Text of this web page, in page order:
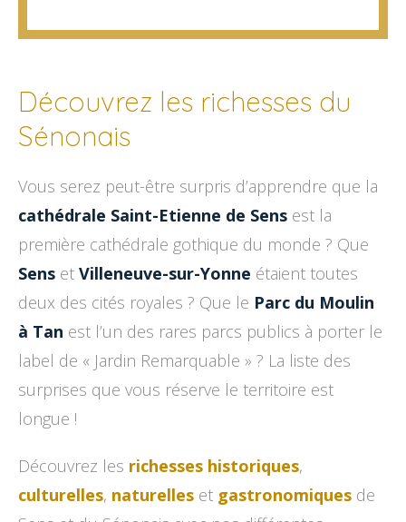
Découvrez les richesses du
Sénonais
Vous serez peut-être surpris d’apprendre que la
cathédrale Saint-Etienne de Sens est la
première cathédrale gothique du monde ? Que
Sens et Villeneuve-sur-Yonne étaient toutes
deux des cités royales ? Que le Parc du Moulin
à Tan est l’un des rares parcs publics à porter le
label de « Jardin Remarquable » ? La liste des
surprises que vous réserve le territoire est
longue !
Découvrez les richesses historiques,
culturelles, naturelles et gastronomiques de